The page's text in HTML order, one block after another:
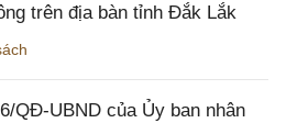
trên địa bàn tỉnh Đắk Lắk
QĐ-UBND của Ủy ban nhân